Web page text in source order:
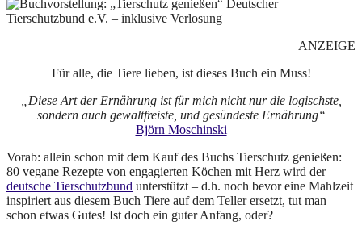
ANZEIGE
Für alle, die Tiere lieben, ist dieses Buch ein Muss!
„Diese Art der Ernährung ist für mich nicht nur die logischste,
sondern auch gewaltfreiste, und gesündeste Ernährung“
Björn Moschinski
Vorab: allein schon mit dem Kauf des Buchs Tierschutz genießen:
80 vegane Rezepte von engagierten Köchen mit Herz wird der
deutsche Tierschutzbund unterstützt – d.h. noch bevor eine Mahlzeit
inspiriert aus diesem Buch Tiere auf dem Teller ersetzt, tut man
schon etwas Gutes! Ist doch ein guter Anfang, oder?